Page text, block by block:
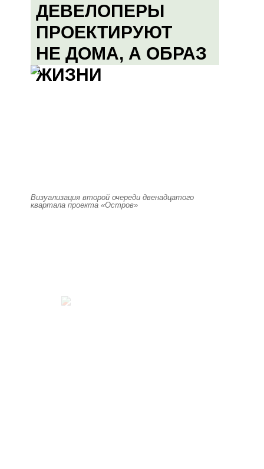
ДЕВЕЛОПЕРЫ
ПРОЕКТИРУЮТ
НЕ ДОМА, А ОБРАЗ
ЖИЗНИ
Визуализация второй очереди двенадцатого
квартала проекта «Остров»